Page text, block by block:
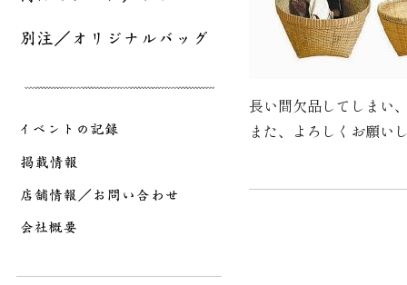
長い間欠品してしまい
また、よろしくお願い